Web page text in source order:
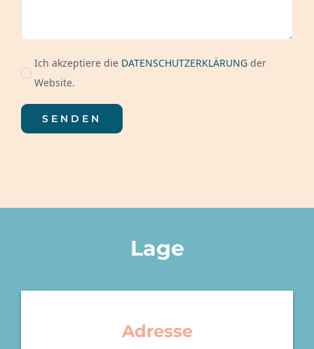
Ich akzeptiere die DATENSCHUTZERKLÄRUNGder
Website.
SENDEN
Lage
Adresse